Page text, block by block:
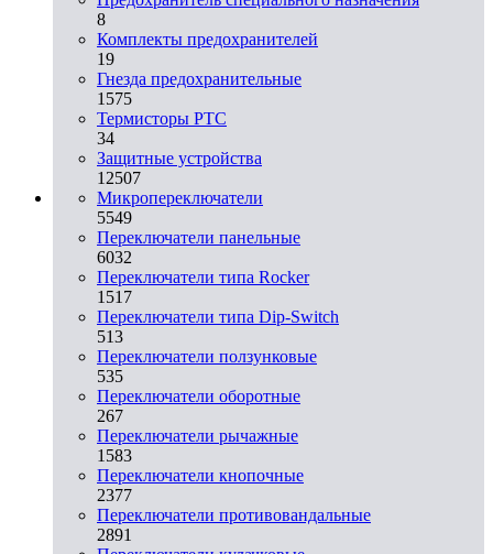
8
Комплекты предохранителей
19
Гнезда предохранительные
1575
Термисторы PTC
34
Защитные устройства
12507
Микропереключатели
5549
Переключатели панельные
6032
Переключатели типа Rocker
1517
Переключатели типа Dip-Switch
513
Переключатели ползунковые
535
Переключатели оборотные
267
Переключатели рычажные
1583
Переключатели кнопочные
2377
Переключатели противовандальные
2891